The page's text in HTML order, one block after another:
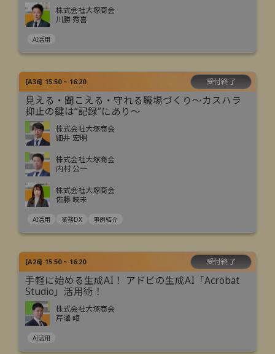
株式会社大塚商会
川勝 秀喜
AI活用
[A36] 15:50 ~ 16:20 受付終了
見える・聞こえる・守れる職場づくり～カスハラ
抑止の鍵は“記録”にあり～
株式会社大塚商会
細井 宏明
株式会社大塚商会
内村 公一
株式会社大塚商会
佐藤 映未
AI活用 業務DX 事例紹介
[A26] 15:50 ~ 16:20 受付終了
手軽に始める生成AI！ アドビの生成AI「Acrobat
Studio」活用術！
株式会社大塚商会
芹澤 崚
AI活用